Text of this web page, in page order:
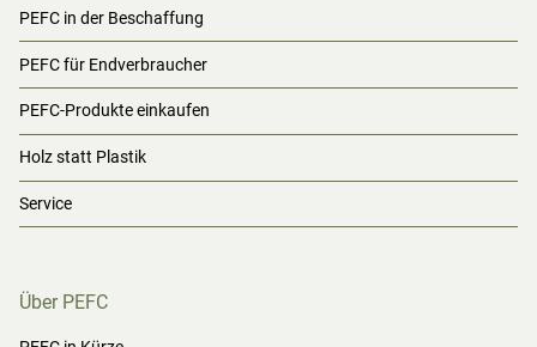
PEFC in der Beschaffung
PEFC für Endverbraucher
PEFC-Produkte einkaufen
Holz statt Plastik
Service
Über PEFC